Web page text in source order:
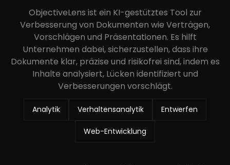
ObjectiveLens ist ein KI-gestütztes Tool zur
Verbesserung von Dokumenten wie Verträgen,
Vorschlägen und Präsentationen. Es hilft
Unternehmen dabei, sicherzustellen, dass ihre
Dokumente klar, präzise und risikofrei sind, indem es
Inhalte analysiert, Lücken identifiziert und
Verbesserungen vorschlägt.
Analytik Verhaltensanalytik Entwerfen
Web-Entwicklung